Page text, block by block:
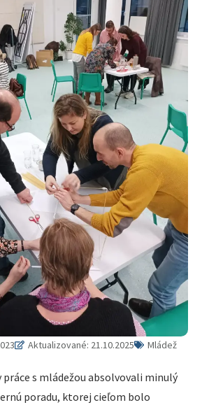
Aktualizované: 21.10.2025 Mládež
s mládežou absolvovali minulý
poradu, ktorej cieľom bolo